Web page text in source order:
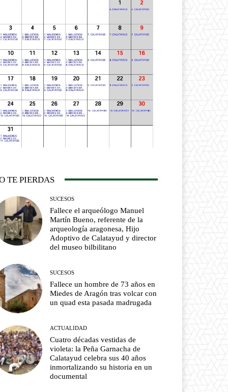
TE PIERDAS
SUCESOS
Fallece el arqueólogo Manuel
Martín Bueno, referente de la
arqueología aragonesa, Hijo
Adoptivo de Calatayud y director
del museo bilbilitano
SUCESOS
Fallece un hombre de 73 años en
Miedes de Aragón tras volcar con
un quad esta pasada madrugada
ACTUALIDAD
Cuatro décadas vestidas de
violeta: la Peña Garnacha de
Calatayud celebra sus 40 años
inmortalizando su historia en un
documental